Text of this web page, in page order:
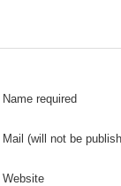
Name required
Mail (will not be
Website